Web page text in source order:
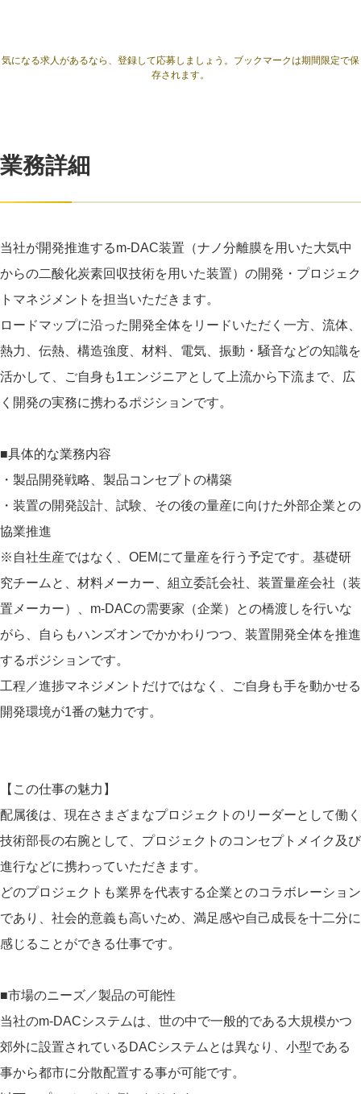
気になる求人があるなら、登録して応募しましょう。ブックマークは期間限定で保
存されます。
業務詳細
当社が開発推進するm-DAC装置（ナノ分離膜を用いた大気中
からの二酸化炭素回収技術を用いた装置）の開発・プロジェク
トマネジメントを担当いただきます。
ロードマップに沿った開発全体をリードいただく一方、流体、
熱力、伝熱、構造強度、材料、電気、振動・騒音などの知識を
活かして、ご自身も1エンジニアとして上流から下流まで、広
く開発の実務に携わるポジションです。
■具体的な業務内容
・製品開発戦略、製品コンセプトの構築
・装置の開発設計、試験、その後の量産に向けた外部企業との
協業推進
※自社生産ではなく、OEMにて量産を行う予定です。基礎研
究チームと、材料メーカー、組立委託会社、装置量産会社（装
置メーカー）、m-DACの需要家（企業）との橋渡しを行いな
がら、自らもハンズオンでかかわりつつ、装置開発全体を推進
するポジションです。
工程／進捗マネジメントだけではなく、ご自身も手を動かせる
開発環境が1番の魅力です。
【この仕事の魅力】
配属後は、現在さまざまなプロジェクトのリーダーとして働く
技術部長の右腕として、プロジェクトのコンセプトメイク及び
進行などに携わっていただきます。
どのプロジェクトも業界を代表する企業とのコラボレーション
であり、社会的意義も高いため、満足感や自己成長を十二分に
感じることができる仕事です。
■市場のニーズ／製品の可能性
当社のm-DACシステムは、世の中で一般的である大規模かつ
郊外に設置されているDACシステムとは異なり、小型である
事から都市に分散配置する事が可能です。